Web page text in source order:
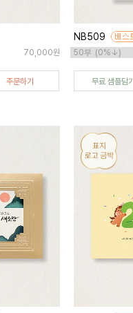
70,000원
주문하기
NB509
무료 샘플담기